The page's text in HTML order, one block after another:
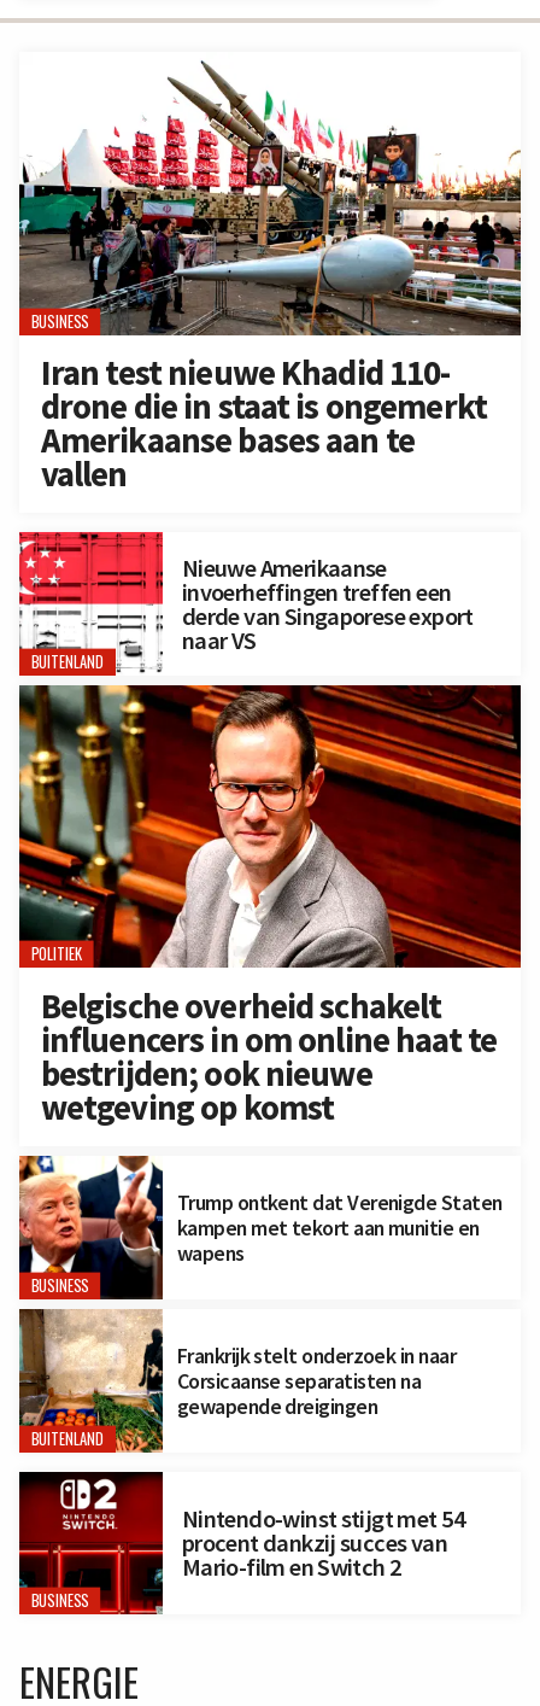
BUSINESS
Iran test nieuwe Khadid 110-
drone die in staat is ongemerkt
Amerikaanse bases aan te
vallen
BUITENLAND
Nieuwe Amerikaanse
invoerheffingen treffen een
derde van Singaporese export
naar VS
POLITIEK
Belgische overheid schakelt
influencers in om online haat te
bestrijden; ook nieuwe
wetgeving op komst
BUSINESS
Trump ontkent dat Verenigde Staten
kampen met tekort aan munitie en
wapens
BUITENLAND
Frankrijk stelt onderzoek in naar
Corsicaanse separatisten na
gewapende dreigingen
BUSINESS
Nintendo-winst stijgt met 54
procent dankzij succes van
Mario-film en Switch 2
ENERGIE